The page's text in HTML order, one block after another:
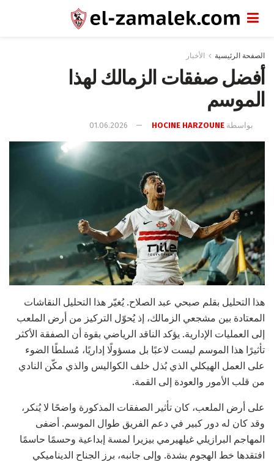
الصفحة الرئيسية الأخبار
أفضل صفقات الزمالك لهذا
الموسم
بواسطة HOCINE HARZOUNE
01.06.2026
هذا التحليل بقلم صبحي عبد الصلاح. يُغيّر هذا التحليل النقاشات
المعتادة بين مشجعي الزمالك، إذ يُحوّل التركيز من أرض الملعب
إلى العمليات الإدارية. يؤكد الناقد الرياضي بقوة أن الصفقة الأكثر
تأثيرًا هذا الموسم ليست لاعبًا بل مسؤولًا إداريًا، مُسلطًا الضوء
على العمل الهيكلي الذي بُذل خلف الكواليس والذي مكّن النادي
من قلب الأمور والعودة إلى القمة.
على أرض الملعب، كان تأثير الصفقات المذكورة واضحًا لا يُنكر،
وقد كان له دور كبير في دعم الفريق طوال الموسم. أضفى
المهاجم البرازيلي غيلهيرمي بيزيرا لمسة إبداعية وحسمًا حاسمًا
افتقدها خط الهجوم بشدة. وإلى جانبه، برز الجناح الديناميكي